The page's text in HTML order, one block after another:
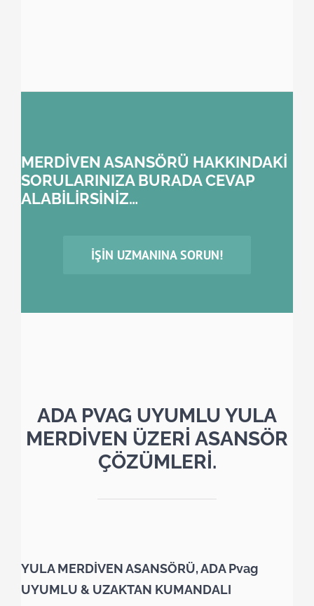
MERDİVEN ASANSÖRÜ HAKKINDAKİ
SORULARINIZA BURADA CEVAP
ALABİLİRSİNİZ…
İŞIN UZMANINA SORUN!
ADA PVAG UYUMLU YULA
MERDİVEN ÜZERİ ASANSÖR
ÇÖZÜMLERİ.
YULA MERDİVEN ASANSÖRÜ, ADA Pvag
UYUMLU & UZAKTAN KUMANDALI